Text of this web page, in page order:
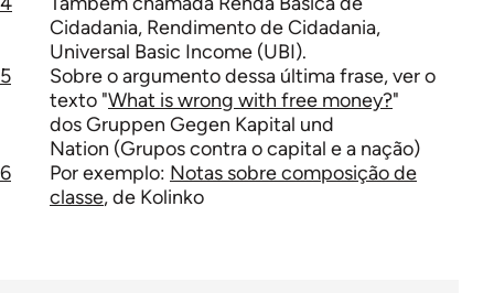
Cidadania, Rendimento de Cidadania,
Universal Basic Income (UBI).
5
Sobre o argumento dessa última frase, ver o
texto "What is wrong with free money?"
dos Gruppen Gegen Kapital und
Nation (Grupos contra o capital e a nação)
6
Por exemplo: Notas sobre composição de
classe, de Kolinko